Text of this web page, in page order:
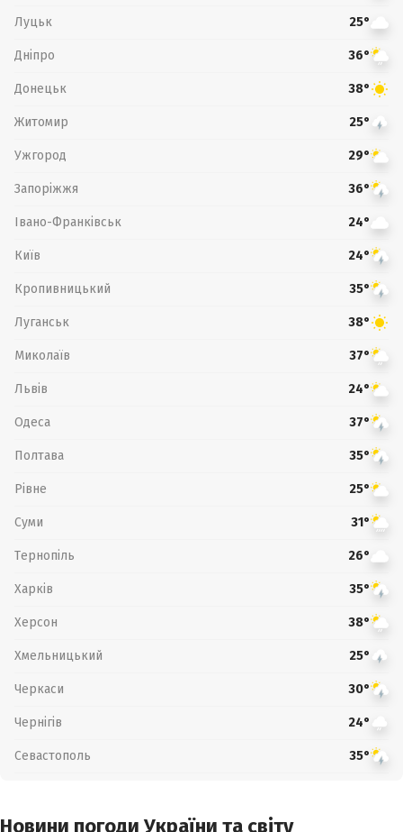
Луцьк 25°
Дніпро 36°
Донецьк 38°
Житомир 25°
Ужгород 29°
Запоріжжя 36°
Івано-Франківськ 24°
Київ 24°
Кропивницький 35°
Луганськ 38°
Миколаїв 37°
Львів 24°
Одеса 37°
Полтава 35°
Рівне 25°
Суми 31°
Тернопіль 26°
Харків 35°
Херсон 38°
Хмельницький 25°
Черкаси 30°
Чернігів 24°
Севастополь 35°
Новини погоди України та світу